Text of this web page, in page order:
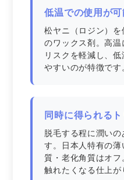
低温での使用が
松ヤニ（ロジン）
のワックス剤。高
リスクを軽減し、
やすいのが特徴です。
同時に得られる
脱毛する程に潤い
す。日本人特有の
質・老化角質はオ
触れたくなる仕上が